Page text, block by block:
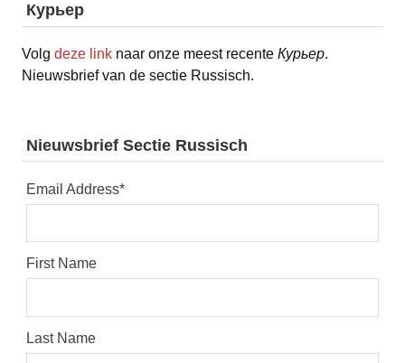
Курьер
Volg deze link naar onze meest recente Курьер.
Nieuwsbrief van de sectie Russisch.
Nieuwsbrief Sectie Russisch
Email Address*
First Name
Last Name